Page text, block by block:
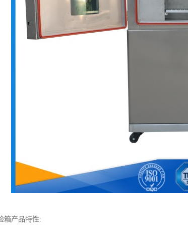
箱产品特性: